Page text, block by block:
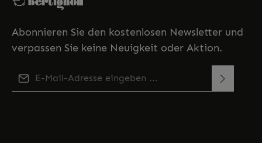
Abonnieren Sie den kostenlosen Newsletter und
verpassen Sie keine Neuigkeit oder Aktion.
E-Mail-Adresse*